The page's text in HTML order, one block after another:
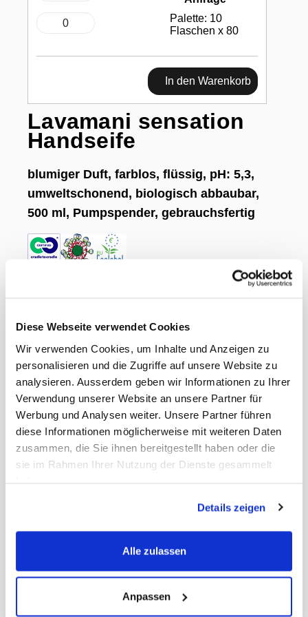
Diese Webseite verwendet Cookies
Wir verwenden Cookies, um Inhalte und Anzeigen zu
personalisieren und die Zugriffe auf unsere Website zu
analysieren. Ausserdem geben wir Informationen zu Ihrer
Verwendung unserer Website an unsere Partner für
Werbung und Analysen weiter. Unsere Partner führen
diese Informationen möglicherweise mit weiteren Daten
zusammen, die Sie ihnen bereitgestellt haben oder die
sie im Rahmen Ihrer Nutzung der Dienste gesammelt
Details zeigen
Alle zulassen
Anpassen
Lavamani sensation
Handseife
blumiger Duft, farblos, flüssig, pH: 5,3,
umweltschonend, biologisch abbaubar,
500 ml, Pumpspender, gebrauchsfertig
Palette: 10
Flaschen x 80
In den Warenkorb
Paletten VE
80
EAN Detail
4031278925166
EAN Liefereinheit
4031278525168
Marke
Green Care
MWST
8,1%
Herkunftsland
Österreich
Pumpspender
Produkt-Range